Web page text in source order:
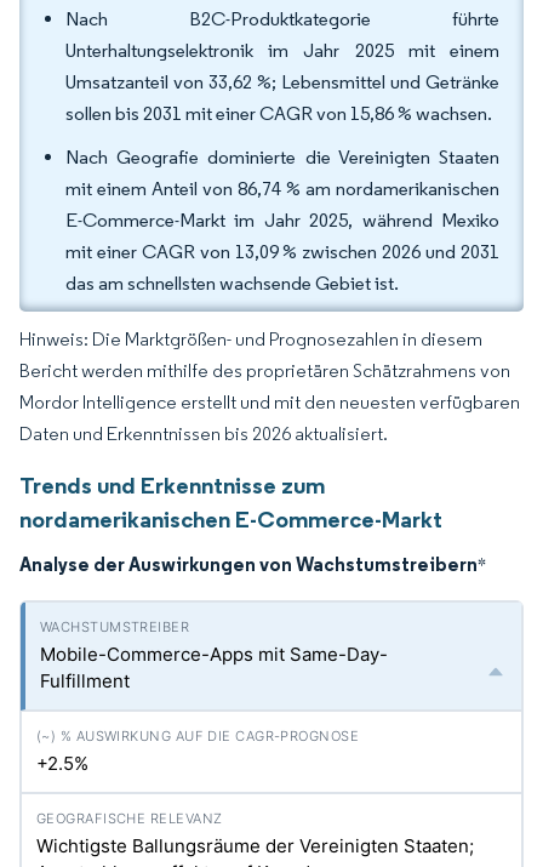
Nach B2C-Produktkategorie führte
Unterhaltungselektronik im Jahr 2025 mit einem
Umsatzanteil von 33,62 %; Lebensmittel und Getränke
sollen bis 2031 mit einer CAGR von 15,86 % wachsen.
Nach Geografie dominierte die Vereinigten Staaten
mit einem Anteil von 86,74 % am nordamerikanischen
E-Commerce-Markt im Jahr 2025, während Mexiko
mit einer CAGR von 13,09 % zwischen 2026 und 2031
das am schnellsten wachsende Gebiet ist.
Hinweis: Die Marktgrößen- und Prognosezahlen in diesem
Bericht werden mithilfe des proprietären Schätzrahmens von
Mordor Intelligence erstellt und mit den neuesten verfügbaren
Daten und Erkenntnissen bis 2026 aktualisiert.
Trends und Erkenntnisse zum
nordamerikanischen E-Commerce-Markt
Analyse der Auswirkungen von Wachstumstreibern*
Mobile-Commerce-Apps mit Same-Day-
Fulfillment
+2.5%
Wichtigste Ballungsräume der Vereinigten Staaten;